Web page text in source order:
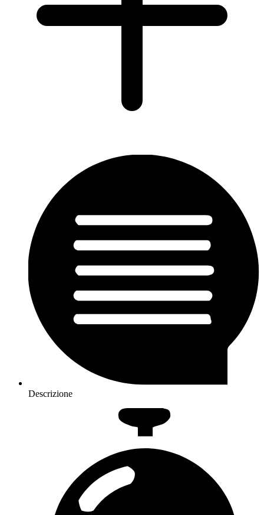
Descrizione